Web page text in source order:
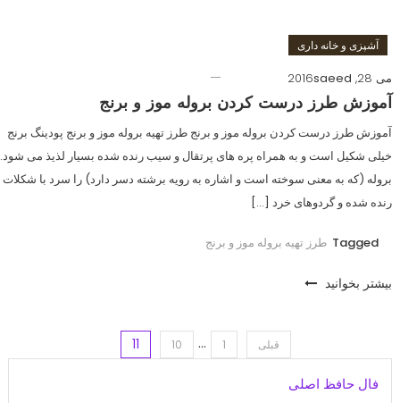
آشپزی و خانه داری
می 28, 2016
saeed
آموزش طرز درست کردن بروله موز و برنج
آموزش طرز درست کردن بروله موز و برنج طرز تهیه بروله موز و برنج پودینگ برنج
خیلی شکیل است و به همراه پره های پرتقال و سیب رنده شده بسیار لذیذ می شود.
بروله (که به معنی سوخته است و اشاره به رویه برشته دسر دارد) را سرد با شکلات
رنده شده و گردوهای خرد […]
Tagged طرز تهیه بروله موز و برنج
بیشتر بخوانید
قبلی 1
…
10
11
فال حافظ اصلی